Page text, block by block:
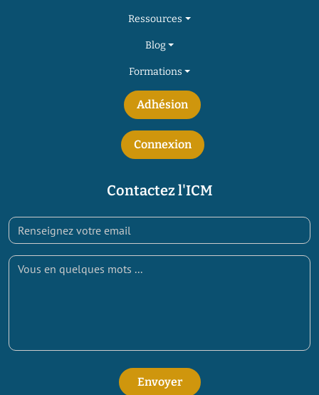
Ressources
Blog
Formations
Adhésion
Connexion
Contactez l'ICM
Envoyer